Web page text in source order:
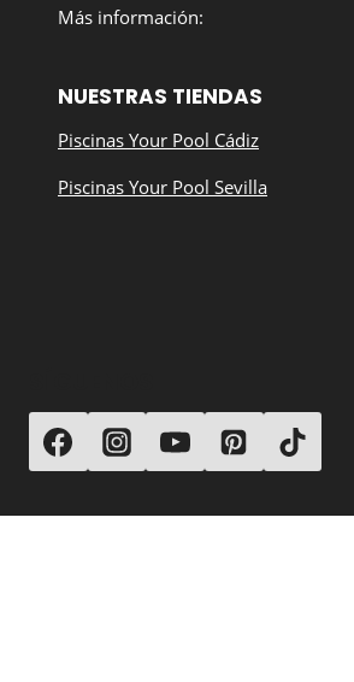
Más información:
NUESTRAS TIENDAS
Piscinas Your Pool Cádiz
Piscinas Your Pool Sevilla